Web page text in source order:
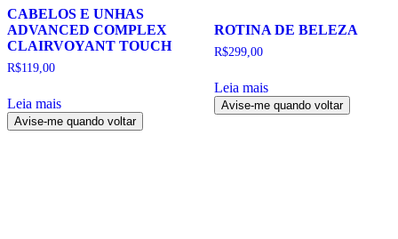
CABELOS E UNHAS
ADVANCED COMPLEX
CLAIRVOYANT TOUCH
R$119,00
Leia mais
ROTINA DE BELEZA
R$299,00
Leia mais